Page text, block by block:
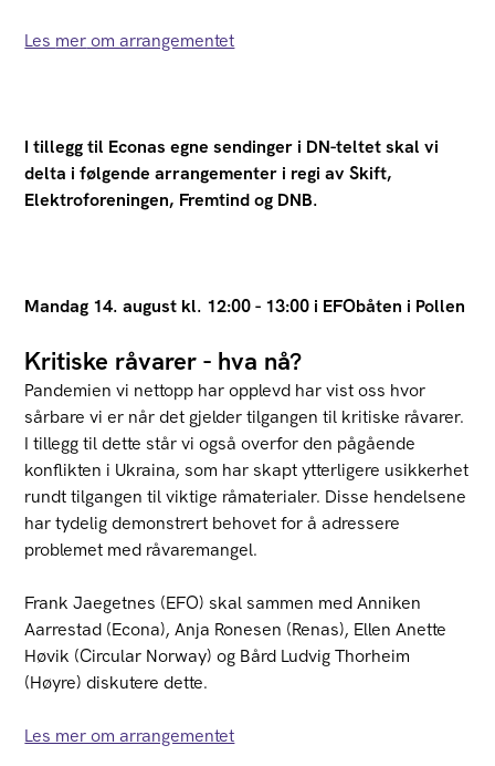
Les mer om arrangementet
I tillegg til Econas egne sendinger i DN-teltet skal vi
delta i følgende arrangementer i regi av Skift,
Elektroforeningen, Fremtind og DNB.
Mandag 14. august kl. 12:00 - 13:00 i EFObåten i Pollen
Kritiske råvarer - hva nå?
Pandemien vi nettopp har opplevd har vist oss hvor
sårbare vi er når det gjelder tilgangen til kritiske råvarer.
I tillegg til dette står vi også overfor den pågående
konflikten i Ukraina, som har skapt ytterligere usikkerhet
rundt tilgangen til viktige råmaterialer. Disse hendelsene
har tydelig demonstrert behovet for å adressere
problemet med råvaremangel.
Frank Jaegetnes (EFO) skal sammen med Anniken
Aarrestad (Econa), Anja Ronesen (Renas), Ellen Anette
Høvik (Circular Norway) og Bård Ludvig Thorheim
(Høyre) diskutere dette.
Les mer om arrangementet